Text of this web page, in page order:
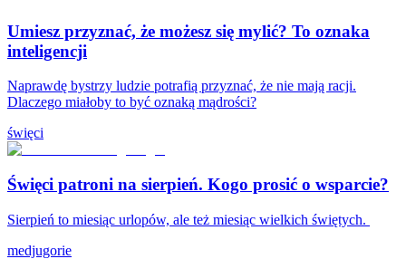
Umiesz przyznać, że możesz się mylić? To oznaka
inteligencji
Naprawdę bystrzy ludzie potrafią przyznać, że nie mają racji.
Dlaczego miałoby to być oznaką mądrości?
święci
Święci patroni na sierpień. Kogo prosić o wsparcie?
Sierpień to miesiąc urlopów, ale też miesiąc wielkich świętych.
medjugorie